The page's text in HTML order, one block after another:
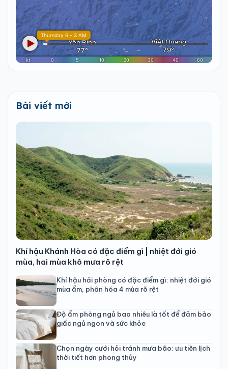
Bài viết mới
Khí hậu Khánh Hòa có đặc điểm gì | nhiệt đới gió
mùa, hai mùa khô mưa rõ rệt
Khí hậu hải phòng có đặc điểm gì: nhiệt đới gió
mùa ẩm, phân hóa 4 mùa rõ rệt
Độ ẩm phòng ngủ bao nhiêu là tốt để đảm bảo
giấc ngủ ngon và sức khỏe
Chọn ngày cưới hỏi tránh mưa bão: ưu tiên lịch
thời tiết hơn phong thủy